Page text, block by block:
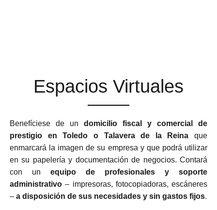
Espacios Virtuales
Benefíciese de un domicilio fiscal y comercial de
prestigio en Toledo o Talavera de la Reina que
enmarcará la imagen de su empresa y que podrá utilizar
en su papelería y documentación de negocios. Contará
con un equipo de profesionales y soporte
administrativo – impresoras, fotocopiadoras, escáneres
– a disposición de sus necesidades y sin gastos fijos.